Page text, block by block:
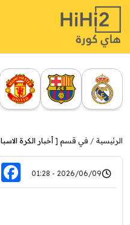
الرئيسية في قسم [ أخبار الكرة
2026/06/09 - 01:28